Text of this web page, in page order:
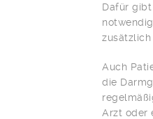
Dafür
Auch
die
Arzt oder